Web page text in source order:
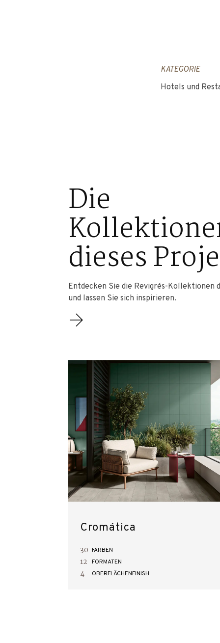
KATEGORIE
Hotels und
Die
dieses
Entdecken Sie die Revigrés-Kollektionen
und lassen Sie sich inspirieren.
Cromática
30 FARBEN
12 FORMATEN
4 OBERFLÄCHENFINISH